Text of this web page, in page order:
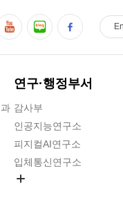
연구·행정부서
감사부
인공지능연구소
피지컬AI연구소
입체통신연구소
En